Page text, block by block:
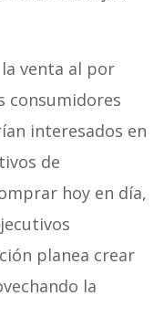
venta al por
consumidores
interesados en
de
hoy en día,
planea crear
la